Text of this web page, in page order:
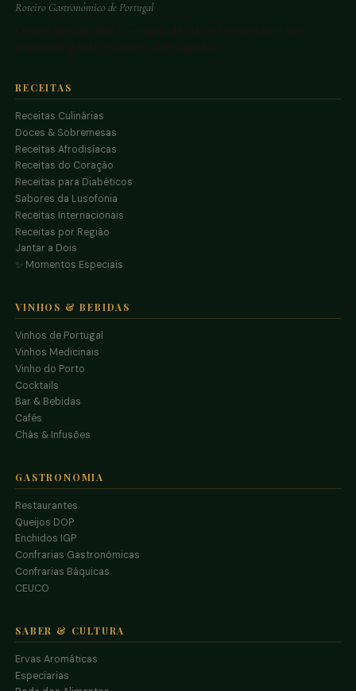
Roteiro Gastronómico de Portugal
RECEITAS
Receitas Culinárias
Doces & Sobremesas
Receitas Afrodisíacas
Receitas do Coração
Receitas para Diabéticos
Sabores da Lusofonia
Receitas Internacionais
Receitas por Região
Jantar a Dois
✨ Momentos Especiais
VINHOS & BEBIDAS
Vinhos de Portugal
Vinhos Medicinais
Vinho do Porto
Cocktails
Bar & Bebidas
Cafés
Chás & Infusões
GASTRONOMIA
Restaurantes
Queijos DOP
Enchidos IGP
Confrarias Gastronómicas
Confrarias Báquicas
CEUCO
SABER & CULTURA
Ervas Aromáticas
Especiarias